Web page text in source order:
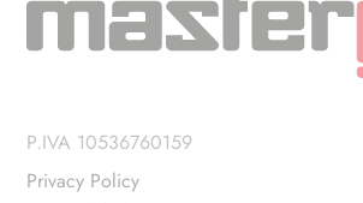
P.IVA 10536760159
Privacy Policy